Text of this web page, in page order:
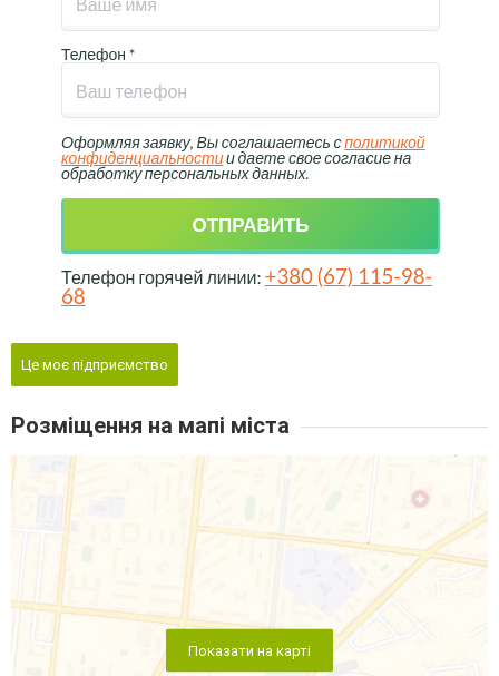
Це моє підприємство
Розміщення на мапі міста
Показати на карті